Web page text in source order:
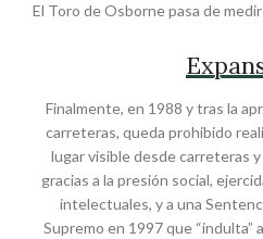
El Toro de Osborne pasa de
Finalmente, en 1988 y tras la
carreteras, queda prohibido
lugar visible desde carreteras
gracias a la presión social,
intelectuales, y a una
Supremo en 1997 que “indulta”